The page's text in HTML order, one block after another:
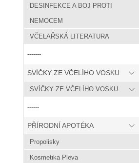
DESINFEKCE A BOJ PROTI
NEMOCEM
VČELAŘSKÁ LITERATURA
-------
SVÍČKY ZE VČELÍHO VOSKU
SVÍČKY ZE VČELÍHO VOSKU
------
PŘÍRODNÍ APOTÉKA
Propolisky
Kosmetika Pleva